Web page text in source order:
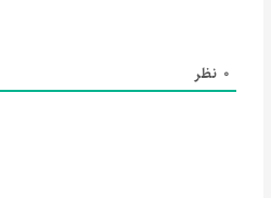
0 نظر